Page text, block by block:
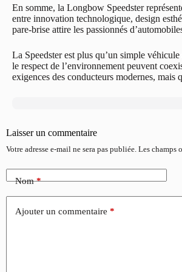
En somme, la Longbow Speedster
entre innovation technologique, design
pare-brise attire les passionnés
La Speedster est plus qu’un simple
le respect de l’environnement peuvent
exigences des conducteurs modernes, mais
Laisser un commentaire
Votre adresse e-mail ne sera pas publiée. Les champs
Nom*
Ajouter un commentaire *